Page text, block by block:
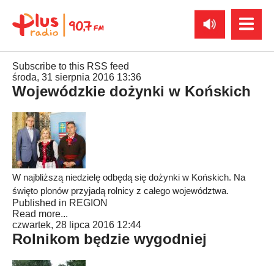
Subscribe to this RSS feed
środa, 31 sierpnia 2016 13:36
Wojewódzkie dożynki w Końskich
W najbliższą niedzielę odbędą się dożynki w Końskich. Na
święto plonów przyjadą rolnicy z całego województwa.
Published in REGION
Read more...
czwartek, 28 lipca 2016 12:44
Rolnikom będzie wygodniej